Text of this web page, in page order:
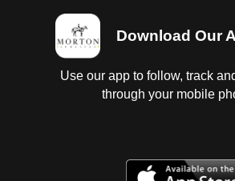
Download Our
Use our app to follow, track
through your mobile